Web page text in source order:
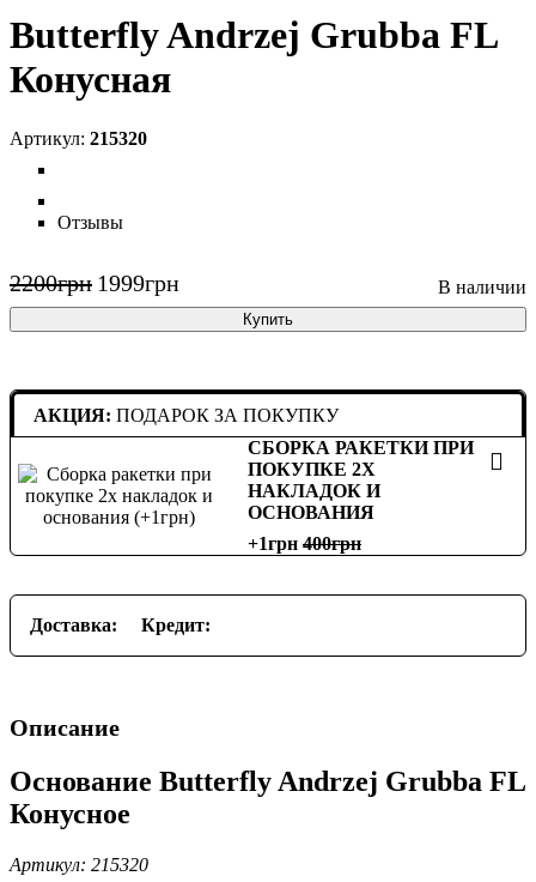
Butterfly Andrzej Grubba FL
Конусная
215320
Отзывы
2200грн 1999грн
Купить
АКЦИЯ: ПОДАРОК ЗА ПОКУПКУ
СБОРКА РАКЕТКИ ПРИ
ПОКУПКЕ 2Х
НАКЛАДОК И
ОСНОВАНИЯ
+1грн 400
Доставка: Кредит:
Описание
Основание Butterfly Andrzej Grubba FL
Конусное
Артикул: 215320